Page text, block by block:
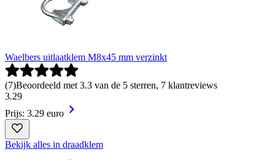
Waelbers uitlaatklem M8x45 mm verzinkt
(7)Beoordeeld met 3.3 van de 5 sterren, 7 klantreviews
3.29
Prijs: 3.29 euro
Bekijk alles in draadklem